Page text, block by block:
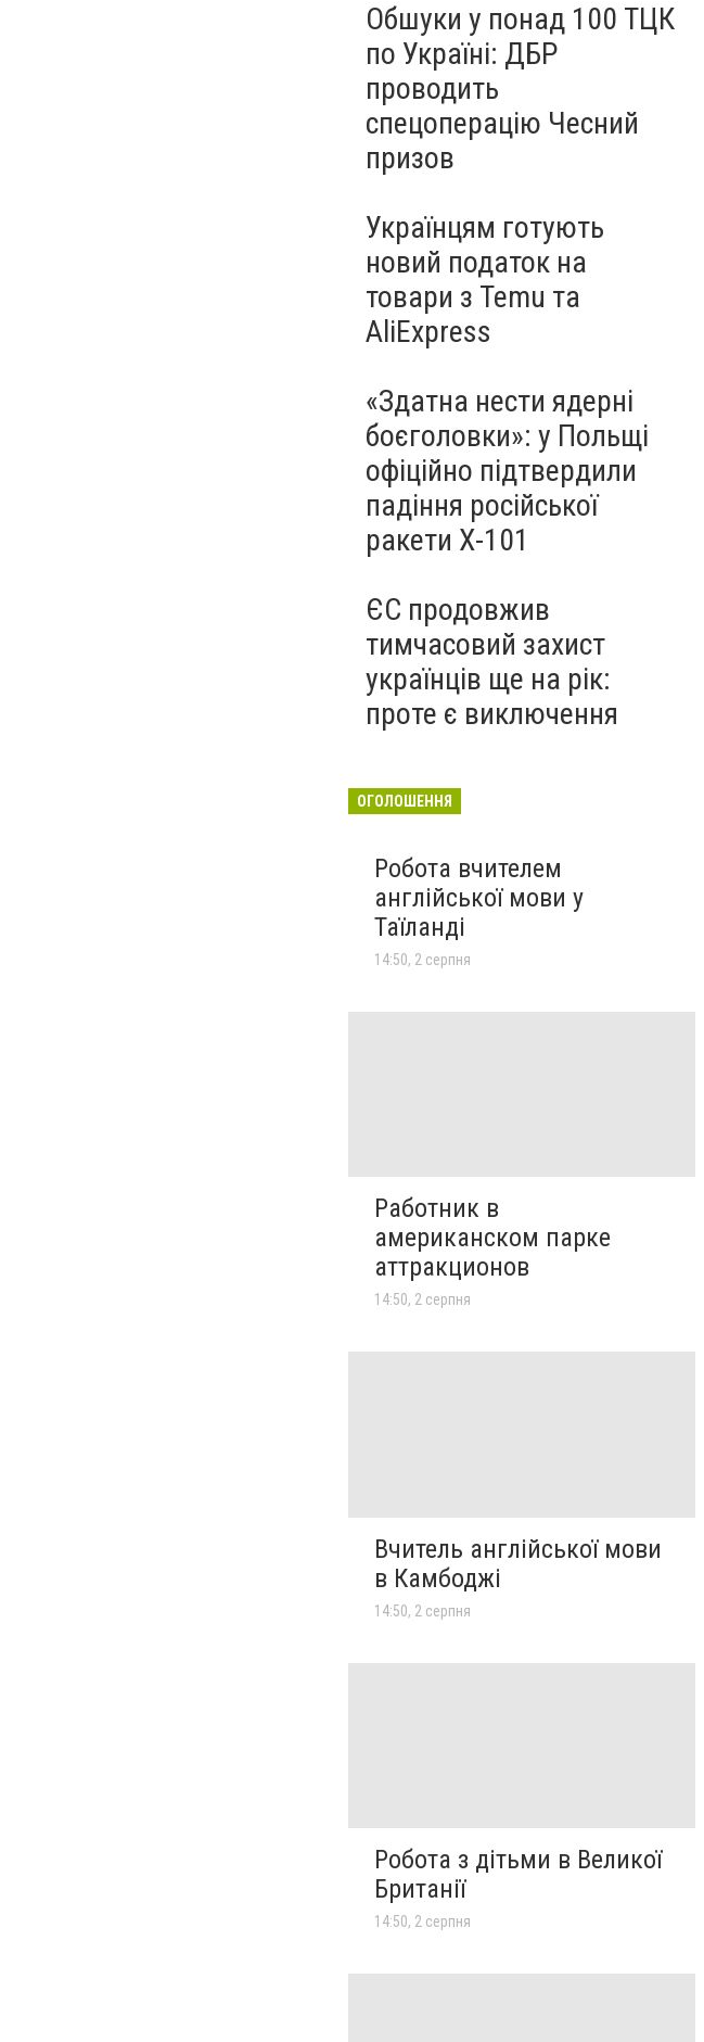
Обшуки у понад 100 ТЦК
по Україні: ДБР
проводить
спецоперацію Чесний
призов
Українцям готують
новий податок на
товари з Temu та
AliExpress
«Здатна нести ядерні
боєголовки»: у Польщі
офіційно підтвердили
падіння російської
ракети Х-101
ЄС продовжив
тимчасовий захист
українців ще на рік:
проте є виключення
ОГОЛОШЕННЯ
Робота вчителем
англійської мови у
Таїланді
14:50, 2 серпня
Работник в
американском парке
аттракционов
14:50, 2 серпня
Вчитель англійської мови
в Камбоджі
14:50, 2 серпня
Робота з дітьми в Великої
Британії
14:50, 2 серпня